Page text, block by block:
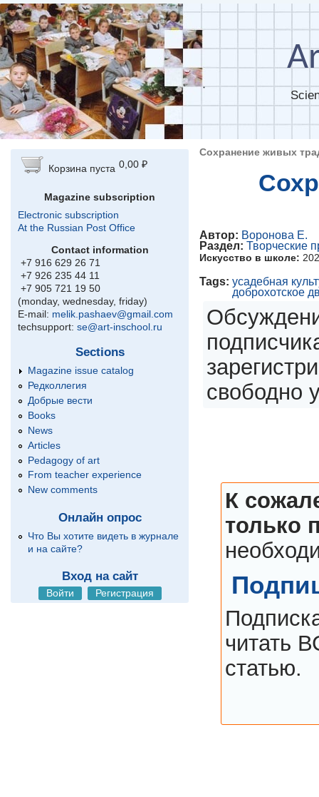
Skip to main content
Корзина пуста 0,00 ₽
Magazine subscription
Electronic subscription
At the Russian Post Office
Contact information
+7 916 629 26 71
+7 926 235 44 11
+7 905 721 19 50
(monday, wednesday, friday)
E-mail: melik.pashaev@gmail.com
techsupport: se@art-inschool.ru
Sections
Magazine issue catalog
Редколлегия
Добрые вести
Books
News
Articles
Pedagogy of art
From teacher experience
New comments
Онлайн опрос
Что Вы хотите видеть в журнале
и на сайте?
Вход на сайт
Войти Регистрация
Сохранение живых
Автор: Воронова Е.
Раздел: Творческие
Искусство в школе:
Tags: усадебная
доброхотское
свободно
К
только
читать
статью.